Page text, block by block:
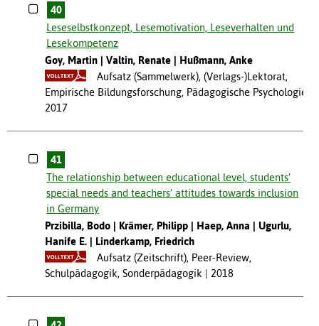
40
Leseselbstkonzept, Lesemotivation, Leseverhalten und
Lesekompetenz
Goy, Martin
Valtin, Renate
Hußmann, Anke
Aufsatz (Sammelwerk), (Verlags-)Lektorat,
Empirische Bildungsforschung, Pädagogische Psychologie
2017
41
The relationship between educational level, students’
special needs and teachers’ attitudes towards inclusion
in Germany
Przibilla, Bodo
Krämer, Philipp Haep, Anna
Ugurlu,
Hanife E.
Linderkamp, Friedrich
Aufsatz (Zeitschrift), Peer-Review,
Schulpädagogik, Sonderpädagogik
2018